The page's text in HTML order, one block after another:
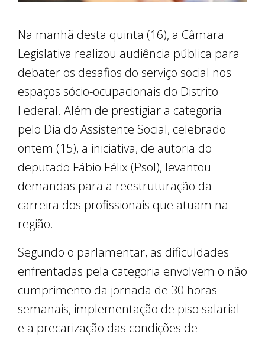
Na manhã desta quinta (16), a Câmara
Legislativa realizou audiência pública para
debater os desafios do serviço social nos
espaços sócio-ocupacionais do Distrito
Federal. Além de prestigiar a categoria
pelo Dia do Assistente Social, celebrado
ontem (15), a iniciativa, de autoria do
deputado Fábio Félix (Psol), levantou
demandas para a reestruturação da
carreira dos profissionais que atuam na
região.
Segundo o parlamentar, as dificuldades
enfrentadas pela categoria envolvem o não
cumprimento da jornada de 30 horas
semanais, implementação de piso salarial
e a precarização das condições de